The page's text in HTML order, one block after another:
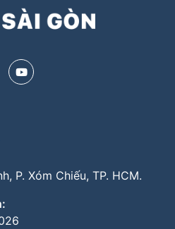
P. Xóm Chiếu, TP. HCM.